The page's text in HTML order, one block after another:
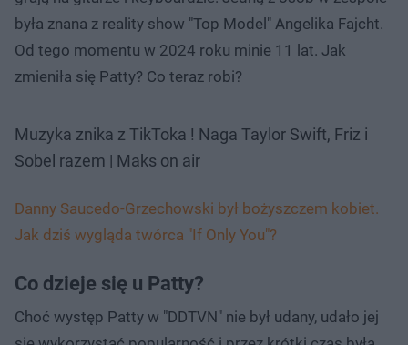
była znana z reality show "Top Model" Angelika Fajcht.
Od tego momentu w 2024 roku minie 11 lat. Jak
zmieniła się Patty? Co teraz robi?
Muzyka znika z TikToka ! Naga Taylor Swift, Friz i
Sobel razem | Maks on air
Danny Saucedo-Grzechowski był bożyszczem kobiet.
Jak dziś wygląda twórca "If Only You"?
Co dzieje się u Patty?
Choć występ Patty w "DDTVN" nie był udany, udało jej